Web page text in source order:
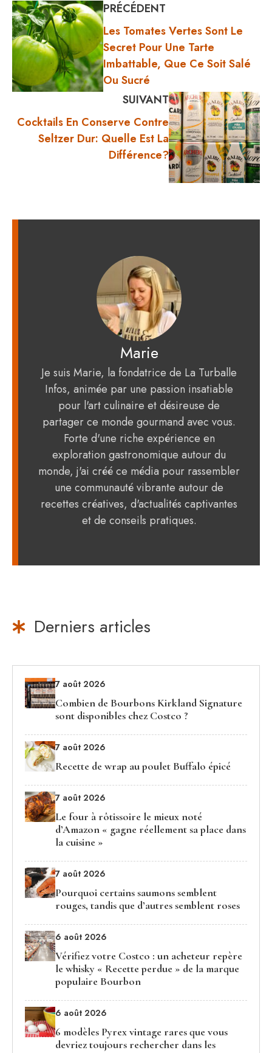
PRÉCÉDENT
Les Tomates Vertes Sont Le
Secret Pour Une Tarte
Imbattable, Que Ce Soit Salé
Ou Sucré
SUIVANT
Cocktails En Conserve Contre
Seltzer Dur: Quelle Est La
Différence?
Marie
Je suis Marie, la fondatrice de La Turballe
Infos, animée par une passion insatiable
pour l'art culinaire et désireuse de
partager ce monde gourmand avec vous.
Forte d'une riche expérience en
exploration gastronomique autour du
monde, j'ai créé ce média pour rassembler
une communauté vibrante autour de
recettes créatives, d'actualités captivantes
et de conseils pratiques.
Derniers articles
7 août 2026
Combien de Bourbons Kirkland Signature
sont disponibles chez Costco ?
7 août 2026
Recette de wrap au poulet Buffalo épicé
7 août 2026
Le four à rôtissoire le mieux noté
d’Amazon « gagne réellement sa place dans
la cuisine »
7 août 2026
Pourquoi certains saumons semblent
rouges, tandis que d’autres semblent roses
6 août 2026
Vérifiez votre Costco : un acheteur repère
le whisky « Recette perdue » de la marque
populaire Bourbon
6 août 2026
6 modèles Pyrex vintage rares que vous
devriez toujours rechercher dans les